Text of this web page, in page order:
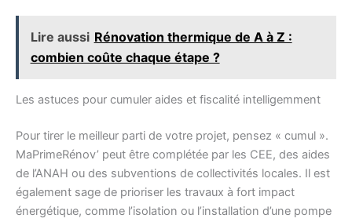
Lire aussi Rénovation thermique de A à Z :
combien coûte chaque étape ?
Les astuces pour cumuler aides et fiscalité intelligemment
Pour tirer le meilleur parti de votre projet, pensez « cumul ».
MaPrimeRénov’ peut être complétée par les CEE, des aides
de l’ANAH ou des subventions de collectivités locales. Il est
également sage de prioriser les travaux à fort impact
énergétique, comme l’isolation ou l’installation d’une pompe